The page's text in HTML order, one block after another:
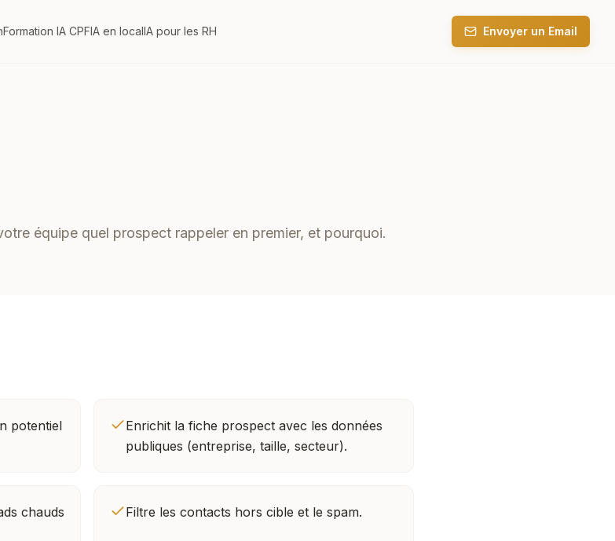
Formation IA CPFIA en localIA pour les RH Envoyer un Email
équipe quel prospect rappeler en premier, et pourquoi.
potentiel
Enrichit la fiche prospect avec les données
publiques (entreprise, taille, secteur).
chauds
Filtre les contacts hors cible et le spam.